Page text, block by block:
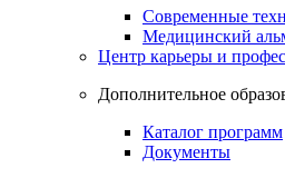
Современные
Медицинский
Центр карьеры и
Дополнительное
Каталог программ
Документы